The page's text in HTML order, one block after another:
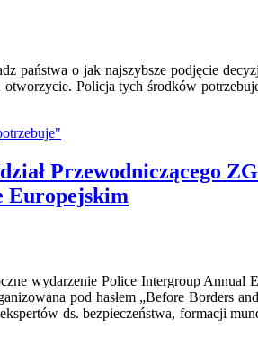
państwa o jak najszybsze podjęcie
Policja tych środków
Przewodniczącego
Europejskim
wydarzenie Police Intergroup Annual
pod hasłem „Before Borders
ds. bezpieczeństwa, formacji